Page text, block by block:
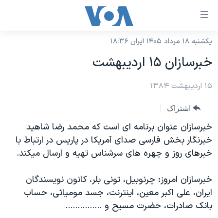
لینکهای
دسترسی
جهش
محتوای
جهش
به
صفحه
اصلی
به
جستجو
نسخه سبک وب‌سایت
موضوع ها
ایران
آمریکا
جهان
ورزشی
گزیده‌ها
ویژه برنامه‌ها
ویدیوها
برنامه های تلویزیونی
جدول برنامه ها
صفحه‌های ویژه
جام جهانی ۲۰۲۶
عملیات خشم حماسی
۲۵۰سالگی آمریکا
بایگانی برنامه‌های تلویزیونی
فرکانس‌های صدای آمریکا
پخش رادیویی
یادگیری زبان انگلیسی
یکشنبه ۱۸ مرداد ۱۴۰۵ ایران ۱۸:۳۶
خبرسازان ۱۵ ارديبهشت
۱۵ اردیبهشت ۱۳۸۴
اشتراک
خبرسازان عنوان برنامه ای است که محمد رضا شاهيد
خبرنگار بخش فارسی صدای آمريکا در پاريس در ارتباط با
خبرهای روز و چهره های سرشناس تهيه و ارسال ميکند.
خبرسازان امروز: چرنوبيل، تونی بلر، کانون نويسندگان
ايران، علی اکبر معين، اينترنت، جسد موميائی، حساب
بانک صادرات، حضرت مسيح و ...............